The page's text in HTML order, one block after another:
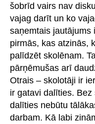
šobrīd vairs nav
vajag darīt un ko
saņemtais jautājums
pirmās, kas atzinās,
palīdzēt skolēnam.
pārņēmušas arī
Otrais – skolotāji ir
ir gatavi dalīties.
dalīties nebūtu
darbam. Kā labi